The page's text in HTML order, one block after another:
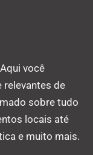
Aqui você
relevantes de
sobre tudo
locais até
e muito mais.